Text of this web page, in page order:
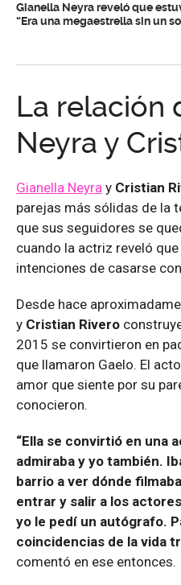
Gianella Neyra reveló que
“Era una megaestrella sin un
La relación
Neyra y
Gianella Neyra y Cristian
parejas más sólidas de la
que sus seguidores se
cuando la actriz reveló
intenciones de casarse
Desde hace
y Cristian Rivero
2015 se convirtieron en
que llamaron Gaelo. El
amor que siente por su
conocieron.
“Ella se convirtió en una
admiraba y yo también.
barrio a ver dónde
entrar y salir a los
yo le pedí un autógrafo.
coincidencias de la vida
comentó en ese entonces.